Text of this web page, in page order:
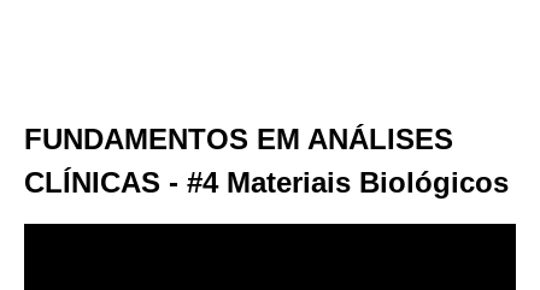
FUNDAMENTOS EM ANÁLISES
CLÍNICAS - #4 Materiais Biológicos